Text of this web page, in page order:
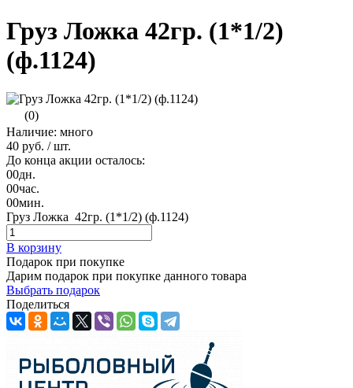
Груз Ложка 42гр. (1*1/2)
(ф.1124)
(0)
Наличие: много
40 руб. / шт.
До конца акции осталось:
00дн.
00час.
00мин.
Груз Ложка 42гр. (1*1/2) (ф.1124)
В корзину
Подарок при покупке
Дарим подарок при покупке данного товара
Выбрать подарок
Поделиться